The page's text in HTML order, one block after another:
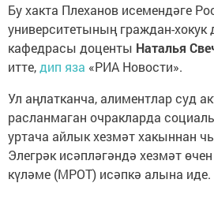
Бу хакта Плеханов исемендәге
университетының граждан-
кафедрасы доценты Наталья
итте,дип яза «РИА Новости».
Ул аңлатканча, алиментлар суд
расланмаган очракларда
уртача айлык хезмәт хакыннан
Элегрәк исәпләгәндә хезмәт
күләме (МРОТ) исәпкә алына иде.